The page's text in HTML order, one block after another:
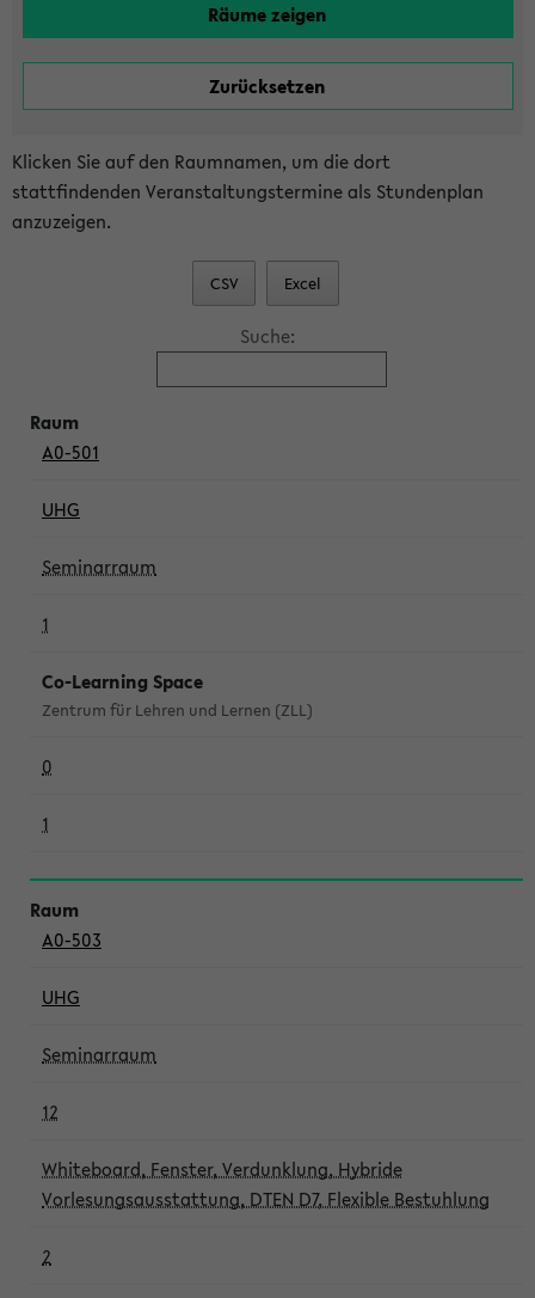
Klicken Sie auf den Raumnamen, um die dort
stattfindenden Veranstaltungstermine als Stundenplan
anzuzeigen.
CSV Excel
Suche:
A0-501
UHG
Seminarraum
1
Co-Learning Space
Zentrum für Lehren und Lernen (ZLL)
0
1
A0-503
UHG
Seminarraum
12
Whiteboard, Fenster, Verdunklung, Hybride
Vorlesungsausstattung, DTEN D7, Flexible Bestuhlung
2